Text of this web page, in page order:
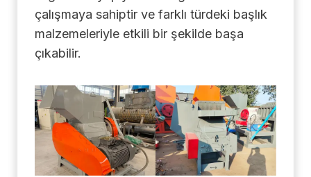
çalışmaya sahiptir ve farklı türdeki başlık
malzemeleriyle etkili bir şekilde başa
çıkabilir.